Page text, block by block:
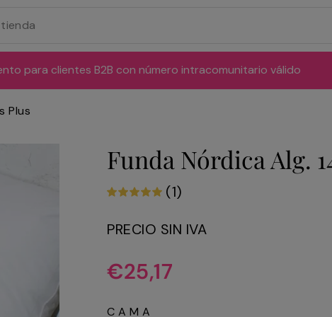
para clientes B2B con número intracomunitario válido
Plus
Funda Nórdica Alg.
(1)
PRECIO SIN IVA
Precio
habitual
€25,17
CAMA